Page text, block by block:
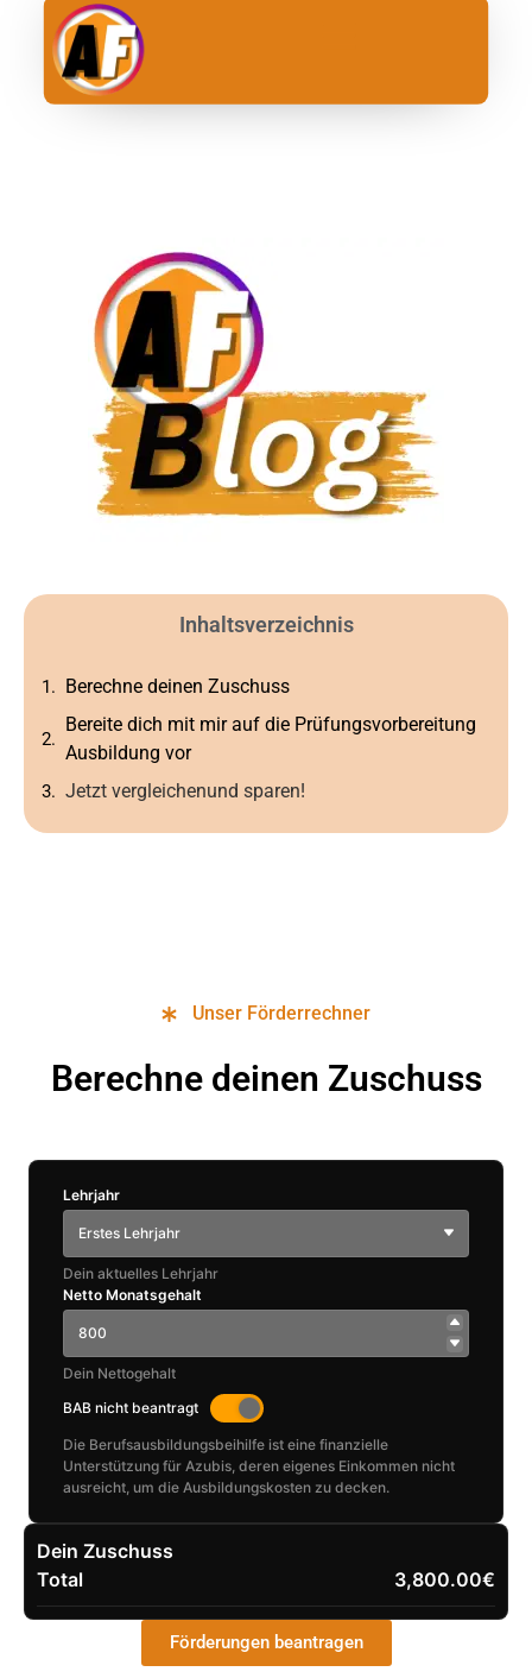
Inhaltsverzeichnis
Berechne deinen Zuschuss
Bereite dich mit mir auf die Prüfungsvorbereitung
Ausbildung vor
Jetzt vergleichenund sparen!
Unser Förderrechner
Berechne deinen Zuschuss
Lehrjahr
Erstes Lehrjahr
Dein aktuelles Lehrjahr
Netto Monatsgehalt
Dein Nettogehalt
BAB nicht beantragt
Die Berufsausbildungsbeihilfe ist eine finanzielle
Unterstützung für Azubis, deren eigenes Einkommen nicht
ausreicht, um die Ausbildungskosten zu decken.
Dein Zuschuss
Total
3,800.00€
Förderungen beantragen